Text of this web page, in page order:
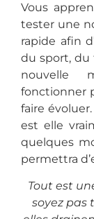
Vous
tester une
rapide afin
du sport, du
nouvelle
fonctionner
faire
est elle
quelques
permettra
Tout est
soyez pas